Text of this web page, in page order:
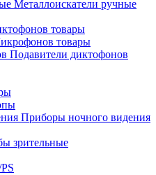
Металлоискатели ручные
товары
товары
Подавители диктофонов
Приборы ночного видения
зрительные